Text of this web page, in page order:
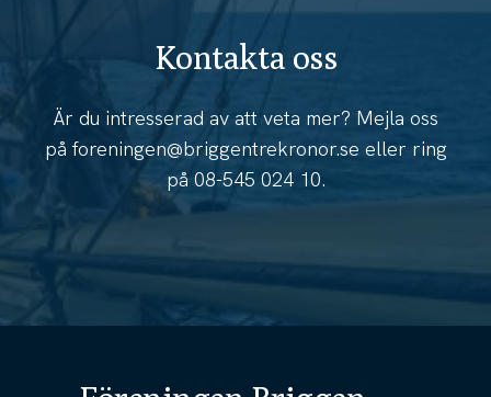
Kontakta oss
Är du intresserad av att veta mer? Mejla oss
påforeningen@briggentrekronor.se eller ring
på 08-545 024 10.